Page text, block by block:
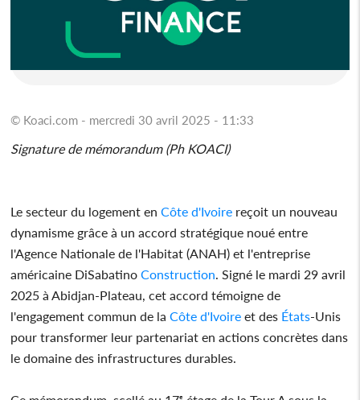
© Koaci.com - mercredi 30 avril 2025 - 11:33
Signature de mémorandum (Ph KOACI)
Le secteur du logement enCôte d'Ivoire reçoit un nouveau
dynamisme grâce à un accord stratégique noué entre
l'Agence Nationale de l'Habitat (ANAH) et l'entreprise
américaine DiSabatinoConstruction . Signé le mardi 29 avril
2025 à Abidjan-Plateau, cet accord témoigne de
l'engagement commun de laCôte d'Ivoire et des États-Unis
pour transformer leur partenariat en actions concrètes dans
le domaine des infrastructures durables.